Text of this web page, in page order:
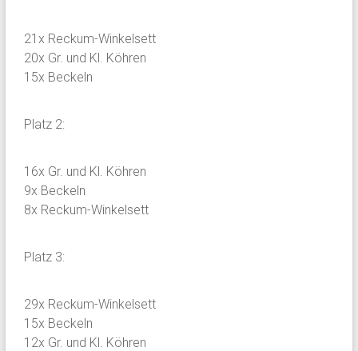
21x Reckum-Winkelsett
20x Gr. und Kl. Köhren
15x Beckeln
Platz 2:
16x Gr. und Kl. Köhren
9x Beckeln
8x Reckum-Winkelsett
Platz 3:
29x Reckum-Winkelsett
15x Beckeln
12x Gr. und Kl. Köhren